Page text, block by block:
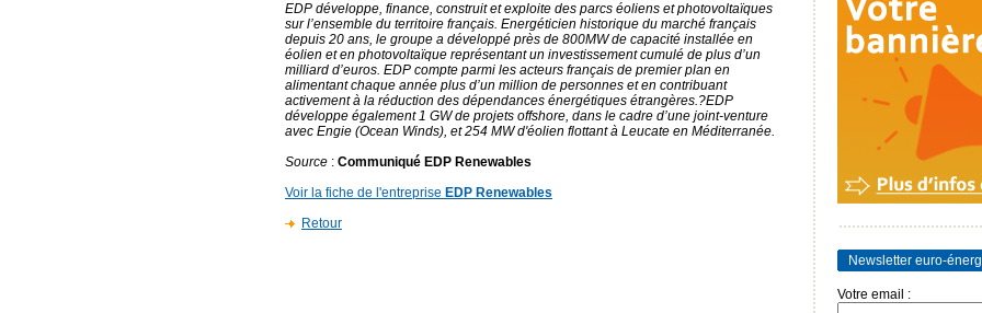
EDP développe, finance, construit et exploite des parcs éoliens et photovoltaïques
sur l’ensemble du territoire français. Energéticien historique du marché français
depuis 20 ans, le groupe a développé près de 800MW de capacité installée en
éolien et en photovoltaïque représentant un investissement cumulé de plus d’un
milliard d’euros. EDP compte parmi les acteurs français de premier plan en
alimentant chaque année plus d’un million de personnes et en contribuant
activement à la réduction des dépendances énergétiques étrangères.?EDP
développe également 1 GW de projets offshore, dans le cadre d’une joint-venture
avec Engie (Ocean Winds), et 254 MW d'éolien flottant à Leucate en Méditerranée.
Source : Communiqué EDP Renewables
Voir la fiche de l'entreprise EDP Renewables
Retour
Newsletter euro-
Votre email :